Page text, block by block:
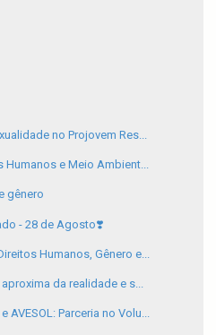
no Projovem Res...
Humanos e Meio Ambient...
gênero
- 28 de Agosto❣️
Humanos, Gênero e...
da realidade e s...
Parceria no Volu...